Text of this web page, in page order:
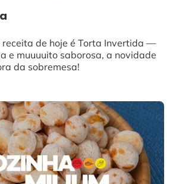
receita de hoje é Torta Invertida —
e muuuuito saborosa, a novidade
da sobremesa!